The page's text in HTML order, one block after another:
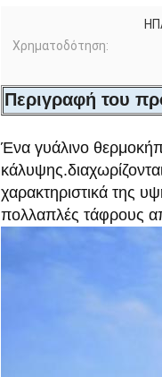
Χρηματοδότηση:
Περιγραφή του
Ένα γυάλινο
χαρακτηριστικά της
πολλαπλές τάφρους